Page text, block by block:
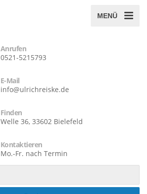
MENÜ
Anrufen
0521-5215793
E-Mail
info@ulrichreiske.de
Finden
Welle 36, 33602 Bielefeld
Kontaktieren
Mo.-Fr. nach Termin